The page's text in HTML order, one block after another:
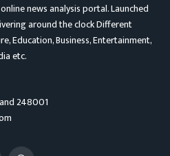
news analysis portal. Launched
around the clock Different
Education, Business, Entertainment,
etc.
248001